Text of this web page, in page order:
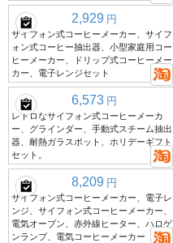
2,929 円
サイフォン式コーヒーメーカー、サイフ
ォン式コーヒー抽出器、小型家庭用コー
ヒーメーカー、ドリップ式コーヒーメー
カー、電子レンジセット
6,573 円
レトロなサイフォン式コーヒーメーカ
ー、グラインダー、手動式スチーム抽出
器、耐熱ガラスポット、ホリデーギフト
セット。
8,209 円
サイフォン式コーヒーメーカー、電子レ
ンジ、サイフォン式コーヒーメーカー、
電気オーブン、赤外線ヒーター、ハロゲ
ンランプ、電気コーヒーメーカー